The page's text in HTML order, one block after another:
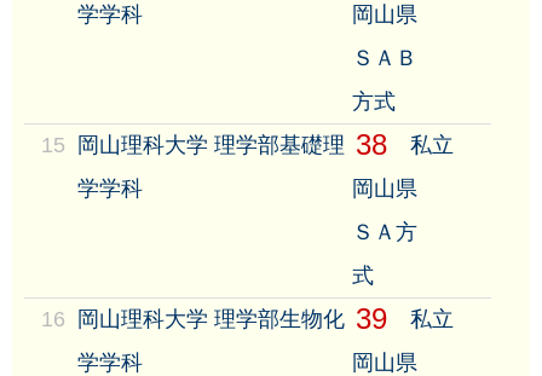
学学科
岡山県
ＳＡＢ
方式
15
岡山理科大学 理学部基礎理
学学科
38
私立
岡山県
ＳＡ方
式
16
岡山理科大学 理学部生物化
学学科
39
私立
岡山県